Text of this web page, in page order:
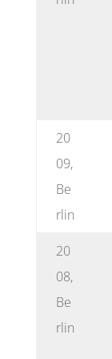
20
09,
Be
rlin
20
08,
Be
rlin